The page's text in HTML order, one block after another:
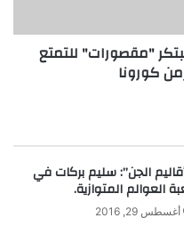
"مقصورات" للتمتع
كورونا
الجن”: سليم بركات في
العوالم المتوازية.
أغسطس 29, 2016